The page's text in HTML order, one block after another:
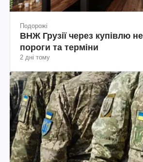
Подорожі
ВНЖ Грузії через купівлю
пороги та терміни
2 дні тому